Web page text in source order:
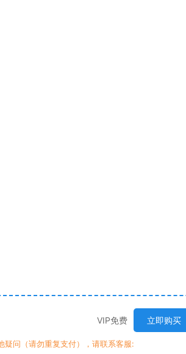
VIP免费 立即购买
疑问（请勿重复支付），请联系客服: